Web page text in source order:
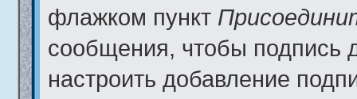
флажком пункт
сообщения, чтобы подпись
настроить добавление